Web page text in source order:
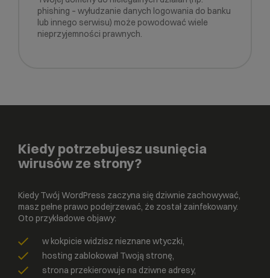
phishing – wyłudzanie danych logowania do banku
lub innego serwisu) może powodować wiele
nieprzyjemności prawnych.
Kiedy potrzebujesz usunięcia
wirusów ze strony?
Kiedy Twój WordPress zaczyna się dziwnie zachowywać,
masz pełne prawo podejrzewać, że został zainfekowany.
Oto przykładowe objawy:
w kokpicie widzisz nieznane wtyczki,
hosting zablokował Twoją stronę,
strona przekierowuje na dziwne adresy,